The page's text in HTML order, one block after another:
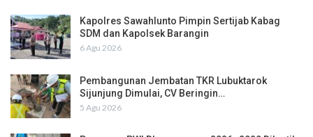
Kapolres Sawahlunto Pimpin Sertijab Kabag
SDM dan Kapolsek Barangin
6 Agu 2026
Pembangunan Jembatan TKR Lubuktarok
Sijunjung Dimulai, CV Beringin…
5 Agu 2026